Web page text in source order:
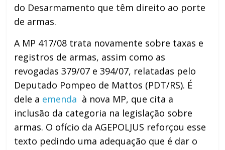
do Desarmamento que têm direito ao porte
de armas.
A MP 417/08 trata novamente sobre taxas e
registros de armas, assim como as
revogadas 379/07 e 394/07, relatadas pelo
Deputado Pompeo de Mattos (PDT/RS). É
dele a emenda à nova MP, que cita a
inclusão da categoria na legislação sobre
armas. O ofício da AGEPOLJUS reforçou esse
texto pedindo uma adequação que é dar o